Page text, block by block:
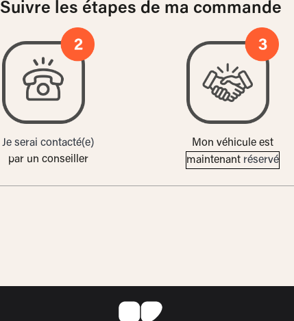
Suivre les étapes de ma commande
Je serai contacté(e)
par un conseiller
Mon véhicule est
maintenant réservé